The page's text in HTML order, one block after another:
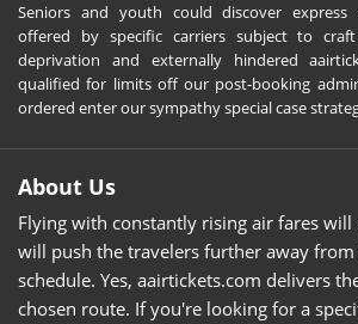
Seniors and youth could discover express
offered by specific carriers subject to craft
deprivation and externally hindered
qualified for limits off our post-booking
ordered enter our sympathy special case
About Us
Flying with constantly rising air fares will
will push the travelers further away
schedule. Yes, aairtickets.com delivers
chosen route. If you're looking for a